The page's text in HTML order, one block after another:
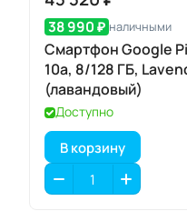
38 990 ₽ наличными
Смартфон Google
10a, 8/128 ГБ,
(лавандовый)
Доступно
В корзину